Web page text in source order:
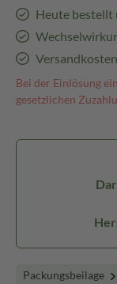
Heute bestellt
Bei der Einlösung
gesetzlichen
Packungsbeilage